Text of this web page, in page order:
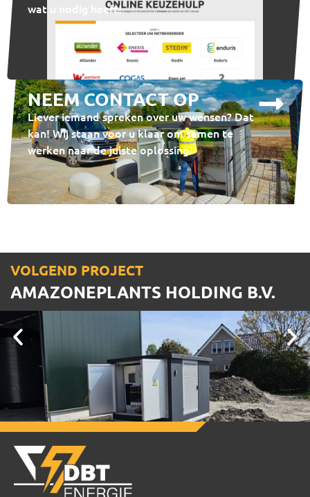
wat u nodig heeft!
NEEM CONTACT OP
Liever iemand spreken over uw wensen? Dat
kan! Wij staan voor u klaar om samen te
werken naar de juiste oplossing.
VOLGEND PROJECT
AMAZONEPLANTS HOLDING B.V.